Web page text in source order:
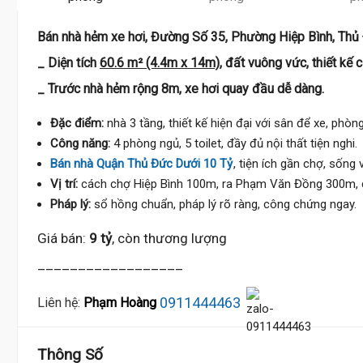
Bán nhà hẻm xe hơi, Đường Số 35, Phường Hiệp Bình,
_ Diện tích 60.6 m² (4.4m x 14m), đất vuông vức, thiết kế
_ Trước nhà hẻm rộng 8m, xe hơi quay đầu dễ dàng.
Đặc điểm: nhà 3 tầng, thiết kế hiện đại với sân để xe,
Công năng: 4 phòng ngủ, 5 toilet, đầy đủ nội thất tiện nghi.
Bán nhà Quận Thủ Đức Dưới 10 Tỷ, tiện ích gần chợ, sống
Vị trí: cách chợ Hiệp Bình 100m, ra Phạm Văn Đồng 300m,
Pháp lý: sổ hồng chuẩn, pháp lý rõ ràng, công chứng ngay.
Giá bán: 9 tỷ, còn thương lượng
Liên hệ: Phạm Hoàng 0911444463
Thông Số